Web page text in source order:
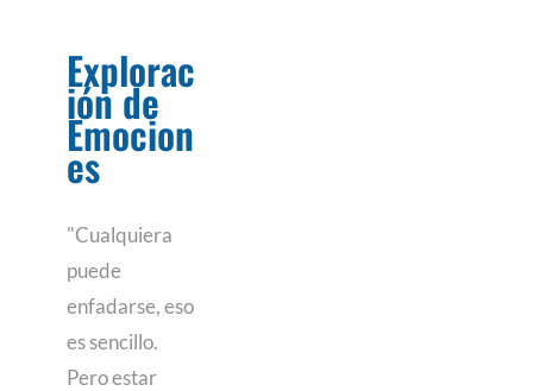
Explorac
ión de
Emocion
es
"Cualquiera
puede
enfadarse, eso
es sencillo.
Pero estar